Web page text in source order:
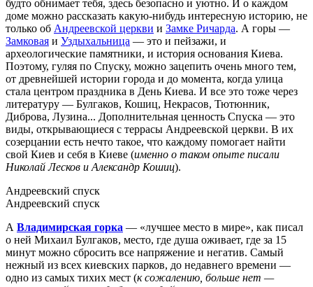
будто обнимает тебя, здесь безопасно и уютно. И о каждом
доме можно рассказать какую-нибудь интересную историю, не
только об Андреевской церкви и Замке Ричарда. А горы —
Замковая и Уздыхальница — это и пейзажи, и
археологические памятники, и история основания Киева.
Поэтому, гуляя по Спуску, можно зацепить очень много тем,
от древнейшей истории города и до момента, когда улица
стала центром праздника в День Киева. И все это тоже через
литературу — Булгаков, Кошиц, Некрасов, Тютюнник,
Диброва, Лузина... Дополнительная ценность Спуска — это
виды, открывающиеся с террасы Андреевской церкви. В их
созерцании есть нечто такое, что каждому помогает найти
свой Киев и себя в Киеве (именно о таком опыте писали
Николай Лесков и Александр Кошиц).
Андреевский спуск
Андреевский спуск
А Владимирская горка — «лучшее место в мире», как писал
о ней Михаил Булгаков, место, где душа оживает, где за 15
минут можно сбросить все напряжение и негатив. Самый
нежный из всех киевских парков, до недавнего времени —
одно из самых тихих мест (к сожалению, больше нет —